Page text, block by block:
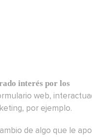
interés por los
web,
por ejemplo.
de algo que le